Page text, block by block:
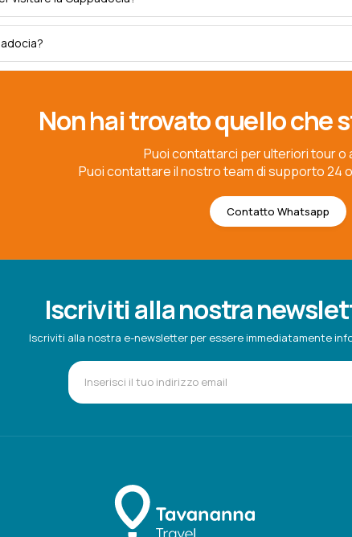
Non hai trovato quello che
Puoi contattarci per ulteriori tour o
Puoi contattare il nostro team di supporto 24
Contatto Whatsapp
Iscriviti alla nostra
Iscriviti alla nostra e-newsletter per essere immediatamente